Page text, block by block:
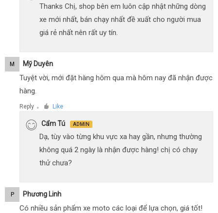
Thanks Chị, shop bên em luôn cập nhật những dòng
xe mới nhất, bán chạy nhất đề xuất cho người mua
giá rẻ nhất nên rất uy tín.
M Mỹ Duyên
Tuyệt vời, mới đặt hàng hôm qua mà hôm nay đã nhận được
hàng.
Reply ● Like
Cẩm Tú ADMIN
Dạ, tùy vào từng khu vực xa hay gần, nhưng thường
không quá 2 ngày là nhận được hàng! chị có chạy
thử chưa?
P Phương Linh
Có nhiều sản phẩm xe moto các loại để lựa chọn, giá tốt!